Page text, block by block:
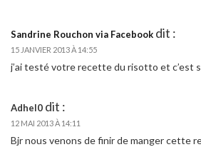
Sandrine Rouchon via Facebook dit :
15 JANVIER 2013 À 14:55
j’ai testé votre recette du risotto et c’est
Adhel0 dit :
12 MAI 2013 À 14:11
Bjr nous venons de finir de manger cette